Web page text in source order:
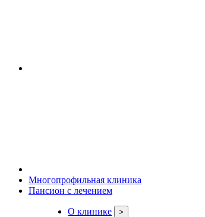
Многопрофильная клиника
Пансион с лечением
О клинике >